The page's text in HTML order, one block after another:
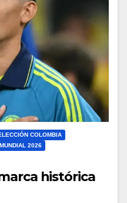
COLOMBIA
MUNDIAL 2026
histórica